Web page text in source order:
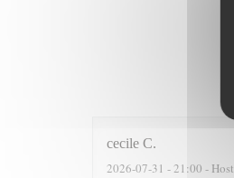
cecile C
2026-07-31 - 21:00 -